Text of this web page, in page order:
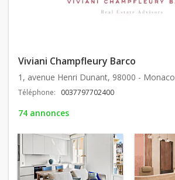
Viviani Champfleury Barco
1, avenue Henri Dunant, 98000 - Monaco
Téléphone: 0037797702400
74 annonces